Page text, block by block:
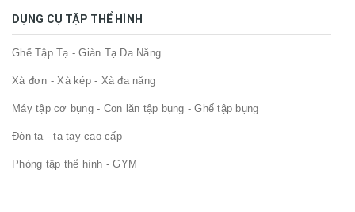
DỤNG CỤ TẬP THỂ HÌNH
Ghế Tập Tạ - Giàn Tạ Đa Năng
Xà đơn - Xà kép - Xà đa năng
Máy tập cơ bụng - Con lăn tập bụng - Ghế tập bụng
Đòn tạ - tạ tay cao cấp
Phòng tập thể hình - GYM